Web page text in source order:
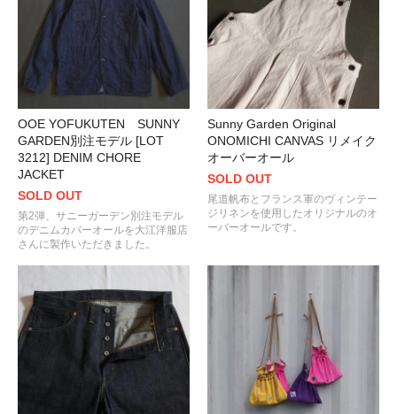
OOE YOFUKUTEN SUNNY
GARDEN別注モデル [LOT
3212] DENIM CHORE
JACKET
SOLD OUT
第2弾、サニーガーデン別注モデル
のデニムカバーオールを大江洋服店
さんに製作いただきました。
Sunny Garden Original
ONOMICHI CANVAS リメイク
オーバーオール
SOLD OUT
尾道帆布とフランス軍のヴィンテー
ジリネンを使用したオリジナルのオ
ーバーオールです。